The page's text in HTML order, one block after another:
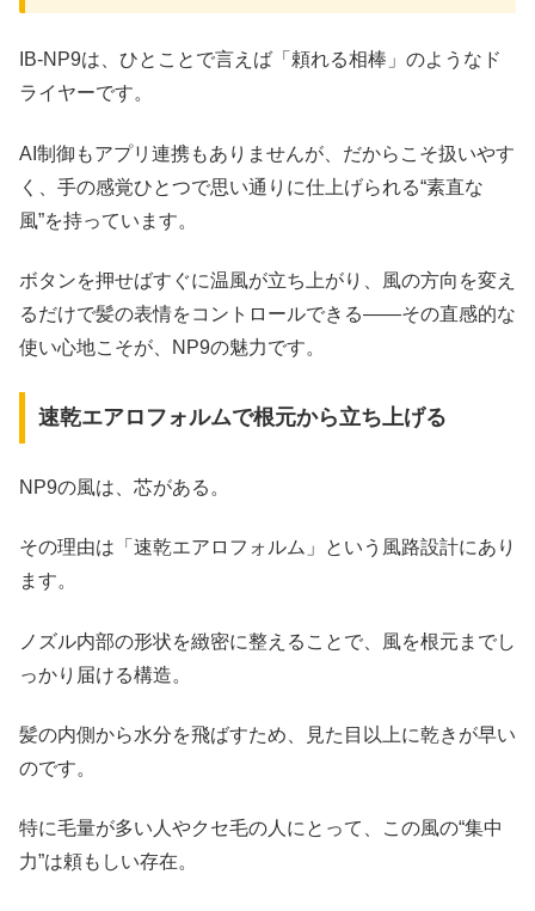
IB-NP9は、ひとことで言えば「頼れる相棒」のようなド
ライヤーです。
AI制御もアプリ連携もありませんが、だからこそ扱いやす
く、手の感覚ひとつで思い通りに仕上げられる“素直な
風”を持っています。
ボタンを押せばすぐに温風が立ち上がり、風の方向を変え
るだけで髪の表情をコントロールできる――その直感的な
使い心地こそが、NP9の魅力です。
速乾エアロフォルムで根元から立ち上げる
NP9の風は、芯がある。
その理由は「速乾エアロフォルム」という風路設計にあり
ます。
ノズル内部の形状を緻密に整えることで、風を根元までし
っかり届ける構造。
髪の内側から水分を飛ばすため、見た目以上に乾きが早い
のです。
特に毛量が多い人やクセ毛の人にとって、この風の“集中
力”は頼もしい存在。